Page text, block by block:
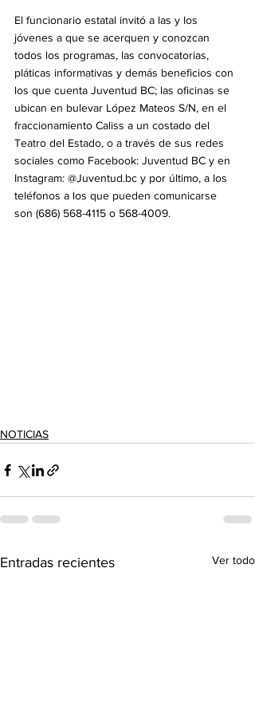
El funcionario estatal invitó a las y los
jóvenes a que se acerquen y conozcan
todos los programas, las convocatorias,
pláticas informativas y demás beneficios con
los que cuenta Juventud BC; las oficinas se
ubican en bulevar López Mateos S/N, en el
fraccionamiento Caliss a un costado del
Teatro del Estado, o a través de sus redes
sociales como Facebook: Juventud BC y en
Instagram: @Juventud.bc y por último, a los
teléfonos a los que pueden comunicarse
son (686) 568-4115 o 568-4009.
NOTICIAS
Entradas recientes Ver todo